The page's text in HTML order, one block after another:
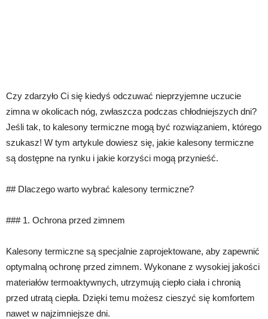
Czy zdarzyło Ci się kiedyś odczuwać nieprzyjemne uczucie
zimna w okolicach nóg, zwłaszcza podczas chłodniejszych dni?
Jeśli tak, to kalesony termiczne mogą być rozwiązaniem, którego
szukasz! W tym artykule dowiesz się, jakie kalesony termiczne
są dostępne na rynku i jakie korzyści mogą przynieść.
## Dlaczego warto wybrać kalesony termiczne?
### 1. Ochrona przed zimnem
Kalesony termiczne są specjalnie zaprojektowane, aby zapewnić
optymalną ochronę przed zimnem. Wykonane z wysokiej jakości
materiałów termoaktywnych, utrzymują ciepło ciała i chronią
przed utratą ciepła. Dzięki temu możesz cieszyć się komfortem
nawet w najzimniejsze dni.